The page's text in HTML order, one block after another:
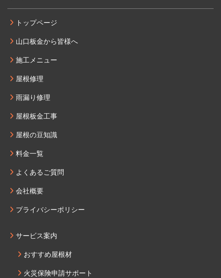
トップページ
山口板金から皆様へ
施工メニュー
屋根修理
雨漏り修理
屋根板金工事
屋根の豆知識
料金一覧
よくあるご質問
会社概要
プライバシーポリシー
サービス案内
おすすめ屋根材
火災保険申請サポート